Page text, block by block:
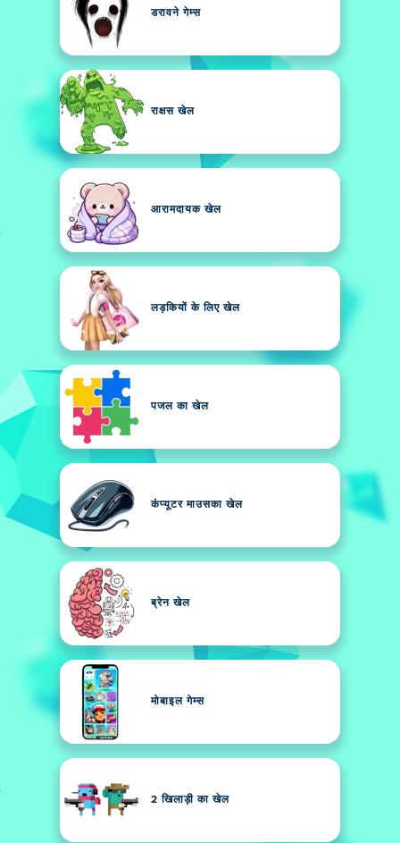
डरावने गेम्स
राक्षस खेल
आरामदायक खेल
लड़कियों के लिए खेल
पजल का खेल
कंप्यूटर माउसका खेल
ब्रेन खेल
मोबाइल गेम्स
2 खिलाड़ी का खेल